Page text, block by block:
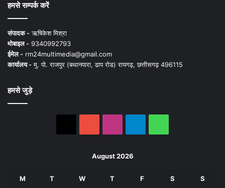
हमसे सम्पर्क करें
संपादक -ऋषिकेश मिश्रा
मोबाइल - 9340992793
ईमेल - rm24multimedia@gmail.com
कार्यालय -मु. पो. राजपुर (बथानपारा, ढाप रोड) रायगढ़, छत्तीसगढ़ 496115
हमसे जुड़े
August 2026
M T W T F S S